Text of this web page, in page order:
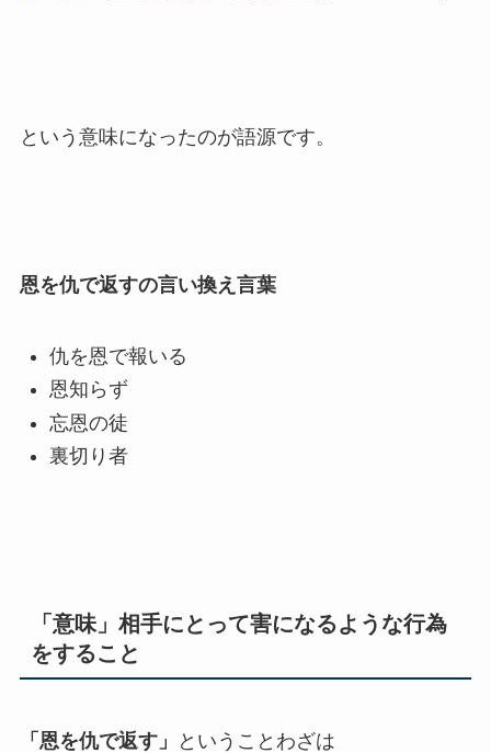
という意味になったのが語源です。
恩を仇で返すの言い換え言葉
仇を恩で報いる
恩知らず
忘恩の徒
裏切り者
「意味」相手にとって害になるような行為
をすること
「恩を仇で返す」 ということわざは